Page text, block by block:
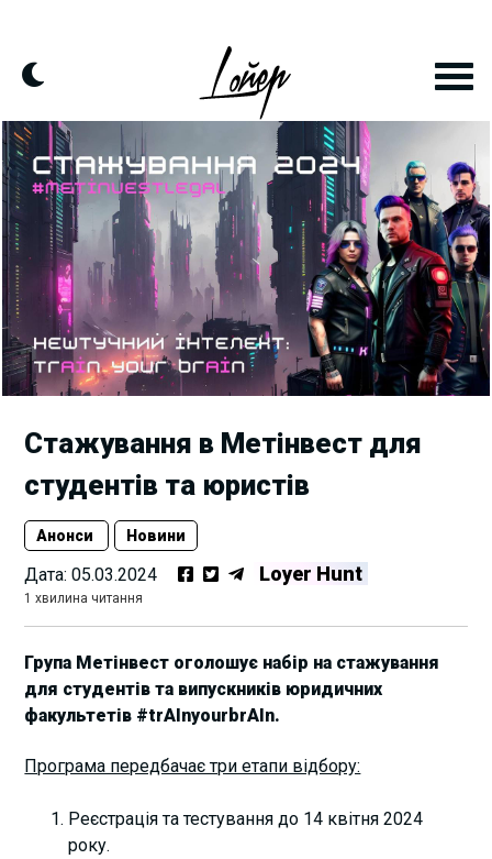
content
Стажування в Метінвест для
студентів та юристів
Анонси Новини
Дата:05.03.2024 Loyer Hunt
1 хвилина читання
Група Метінвест оголошує набір на стажування
для студентів та випускників юридичних
факультетів #trAInyourbrAIn.
Програма передбачає три етапи відбору:
Реєстрація та тестування до 14 квітня 2024
року.